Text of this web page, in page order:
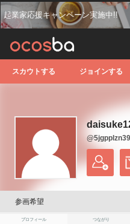
起業家応援キャンペーン実施中!!
スカウトする ジョインする
参画希望
プロフィール つながり